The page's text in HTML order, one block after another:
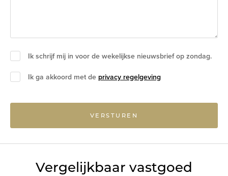
Ik schrijf mij in voor de wekelijkse nieuwsbrief op zondag.
Ik ga akkoord met de privacy regelgeving
VERSTUREN
Vergelijkbaar vastgoed